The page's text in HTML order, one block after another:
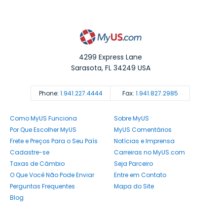
4299 Express Lane
Sarasota,FL 34249 USA
Phone: 1.941.227.4444 Fax: 1.941.827.2985
Como MyUS Funciona
Por Que Escolher MyUS
Frete e Preços Para o Seu País
Cadastre-se
Taxas de Câmbio
O Que Você Não Pode Enviar
Perguntas Frequentes
Blog
Sobre MyUS
MyUS Comentários
Notícias e Imprensa
Carreiras no MyUS.com
Seja Parceiro
Entre em Contato
Mapa do Site